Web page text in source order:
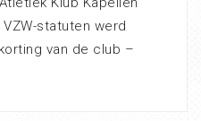
statuten werd
van de club –